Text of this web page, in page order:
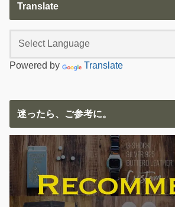
Translate
Powered by Translate
迷ったら、ご参考に。